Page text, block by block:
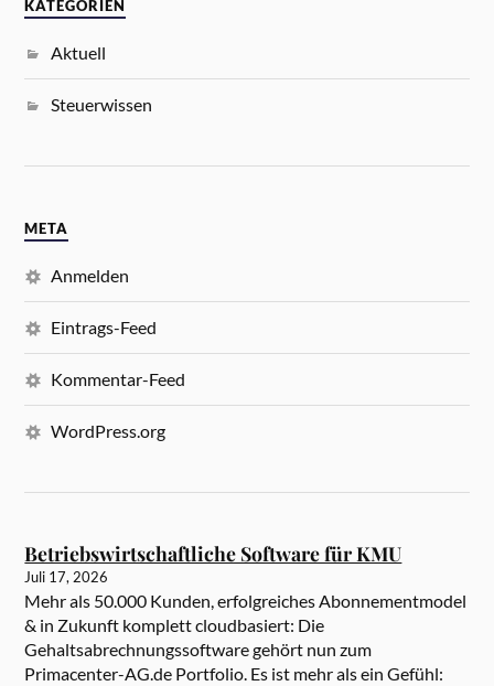
KATEGORIEN
Aktuell
Steuerwissen
META
Anmelden
Eintrags-Feed
Kommentar-Feed
WordPress.org
Betriebswirtschaftliche Software für KMU
Juli 17, 2026
Mehr als 50.000 Kunden, erfolgreiches Abonnementmodel
& in Zukunft komplett cloudbasiert: Die
Gehaltsabrechnungssoftware gehört nun zum
Primacenter-AG.de Portfolio. Es ist mehr als ein Gefühl: